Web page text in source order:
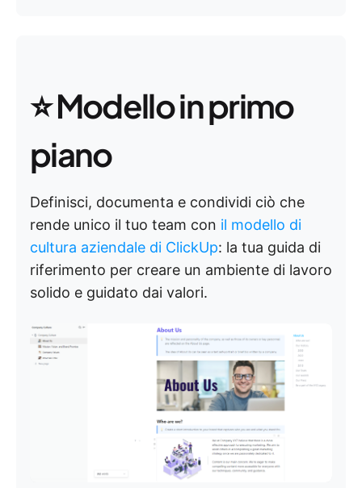
⭐Modello in primo
piano
Definisci, documenta e condividi ciò che
rende unico il tuo team con il modello di
cultura aziendale di ClickUp: la tua guida di
riferimento per creare un ambiente di lavoro
solido e guidato dai valori.